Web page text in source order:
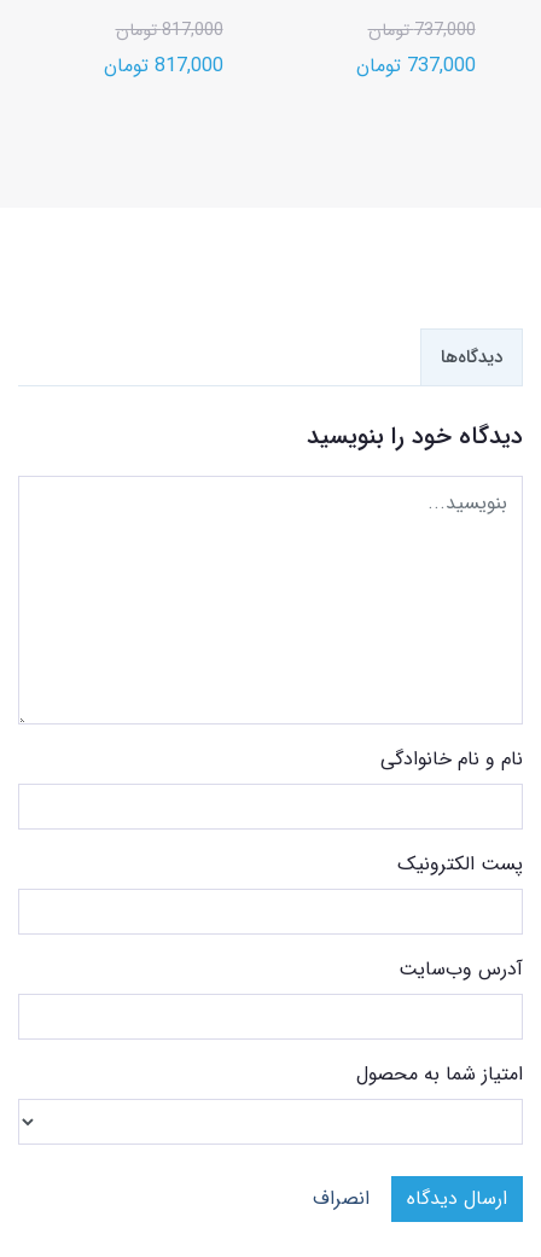
737,000 تومان
737,000 تومان
817,000 تومان
817,000 تومان
دیدگاه‌ها
دیدگاه خود را بنویسید
نام و نام خانوادگی
پست الکترونیک
آدرس وب‌سایت
امتیاز شما به محصول
ارسال دیدگاه انصراف